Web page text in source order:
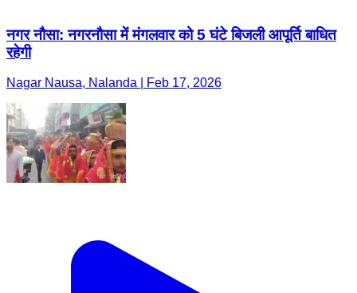
नगर नौसा: नगरनौसा में मंगलवार को 5 घंटे बिजली आपूर्ति बाधित
रहेगी
Nagar Nausa, Nalanda | Feb 17, 2026